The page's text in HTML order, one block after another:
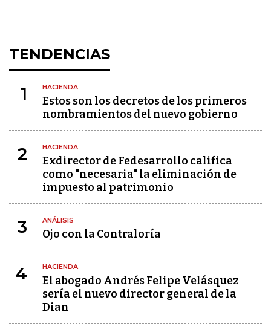
TENDENCIAS
1 HACIENDA
Estos son los decretos de los primeros
nombramientos del nuevo gobierno
2 HACIENDA
Exdirector de Fedesarrollo califica
como "necesaria" la eliminación de
impuesto al patrimonio
3 ANÁLISIS
Ojo con la Contraloría
4 HACIENDA
El abogado Andrés Felipe Velásquez
sería el nuevo director general de la
Dian